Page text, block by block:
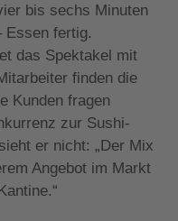
bis sechs Minuten
Essen fertig.
das Spektakel mit
finden die
Kunden fragen
zur Sushi-
er nicht: „Der Mix
Angebot im Markt